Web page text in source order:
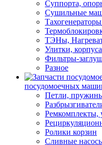
Суппорта,
Сушильные
ТЭНы,
Улитки,
Фильтры-
Разное
посудомоечных
Петли,
Ремкомплекты,
Ролики корзин
Сливные